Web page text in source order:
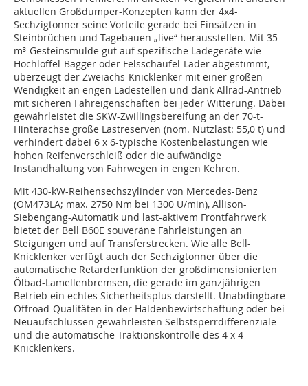
aktuellen Großdumper-Konzepten kann der 4x4-
Sechzigtonner seine Vorteile gerade bei Einsätzen in
Steinbrüchen und Tagebauen „live“ herausstellen. Mit 35-
m³-Gesteinsmulde gut auf spezifische Ladegeräte wie
Hochlöffel-Bagger oder Felsschaufel-Lader abgestimmt,
überzeugt der Zweiachs-Knicklenker mit einer großen
Wendigkeit an engen Ladestellen und dank Allrad-Antrieb
mit sicheren Fahreigenschaften bei jeder Witterung. Dabei
gewährleistet die SKW-Zwillingsbereifung an der 70-t-
Hinterachse große Lastreserven (nom. Nutzlast: 55,0 t) und
verhindert dabei 6 x 6-typische Kostenbelastungen wie
hohen Reifenverschleiß oder die aufwändige
Instandhaltung von Fahrwegen in engen Kehren.
Mit 430-kW-Reihensechszylinder von Mercedes-Benz
(OM473LA; max. 2750 Nm bei 1300 U/min), Allison-
Siebengang-Automatik und last-aktivem Frontfahrwerk
bietet der Bell B60E souveräne Fahrleistungen an
Steigungen und auf Transferstrecken. Wie alle Bell-
Knicklenker verfügt auch der Sechzigtonner über die
automatische Retarderfunktion der großdimensionierten
Ölbad-Lamellenbremsen, die gerade im ganzjährigen
Betrieb ein echtes Sicherheitsplus darstellt. Unabdingbare
Offroad-Qualitäten in der Haldenbewirtschaftung oder bei
Neuaufschlüssen gewährleisten Selbstsperrdifferenziale
und die automatische Traktionskontrolle des 4 x 4-
Knicklenkers.